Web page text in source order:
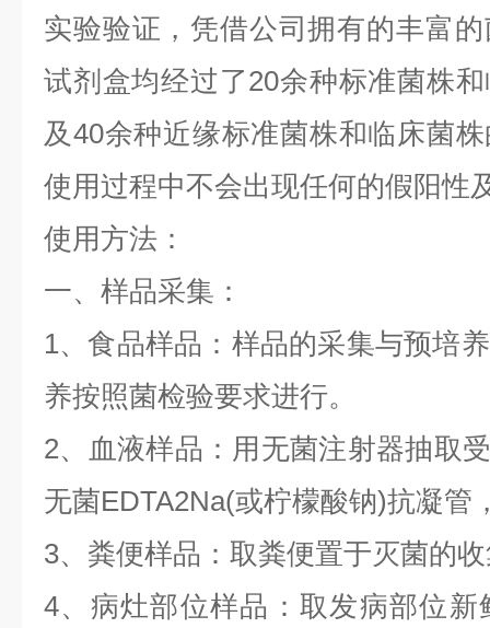
实验验证，凭借公司拥有的丰富
试剂盒均经过了20余种标准菌株
及 40余种近缘标准菌株和临床菌
使用过程中不会出现任何的假阳性
使用方法：
一、样品采集：
1、食品样品：样品的采集与预培
养按照菌检验要求进行。
2、血液样品：用无菌注射器抽取
无菌EDTA2Na(或柠檬酸钠)抗凝管
3、粪便样品：取粪便置于灭菌的
4、病灶部位样品：取发病部位